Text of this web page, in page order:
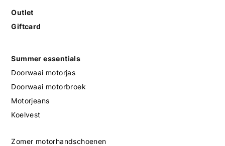
Outlet
Giftcard
Summer essentials
Doorwaai motorjas
Doorwaai motorbroek
Motorjeans
Koelvest
Zomer motorhandschoenen